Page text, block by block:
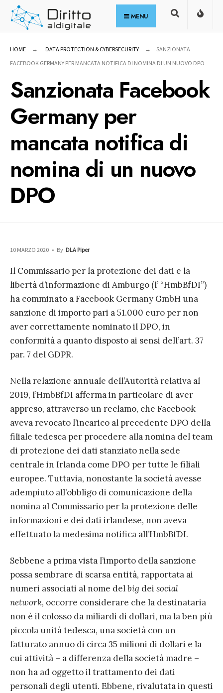
Skip
MENU
HOME DATA PROTECTION & CYBERSECURITY
SANZIONATA
FACEBOOK GERMANY PER MANCATA NOTIFICA DI NOMINA DI UN NUOVO DPO
Sanzionata Facebook
Germany per
mancata notifica di
nomina di un nuovo
DPO
10 MARZO 2020 • By DLA Piper
Il Commissario per la protezione dei dati e la
libertà d’informazione di Amburgo (l’ “HmbBfDI”)
ha comminato a Facebook Germany GmbH una
sanzione di importo pari a 51.000 euro per non
aver correttamente nominato il DPO, in
conformità a quanto disposto ai sensi dell’art. 37
par. 7 del GDPR.
Nella relazione annuale dell’Autorità relativa al
2019, l’HmbBfDI afferma in particolare di aver
appreso, attraverso un reclamo, che Facebook
aveva revocato l’incarico al precedente DPO della
filiale tedesca per procedere alla nomina del team
di protezione dei dati stanziato nella sede
centrale in Irlanda come DPO per tutte le filiali
europee. Tuttavia, nonostante la società avesse
adempiuto all’obbligo di comunicazione della
nomina al Commissario per la protezione delle
informazioni e dei dati irlandese, non aveva
effettuato la medesima notifica all’HmbBfDI.
Sebbene a prima vista l’importo della sanzione
possa sembrare di scarsa entità, rapportata ai
numeri associati al nome delbig dei social
network, occorre considerare che la destinataria
non è il colosso da miliardi di dollari, ma la ben più
piccola unità tedesca, una società con un
fatturato annuo di circa 35 milioni di dollari e la
cui attività – a differenza della società madre –
non ha ad oggetto il trattamento dei dati
personali degli utenti. Ebbene, rivalutata in questi